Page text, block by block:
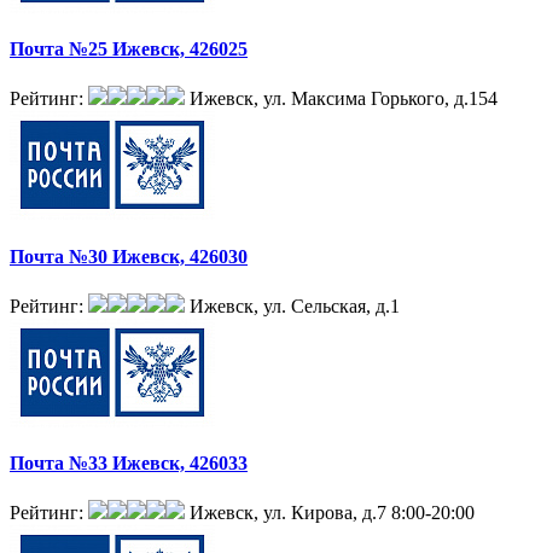
Почта №25 Ижевск, 426025
Рейтинг: Ижевск, ул. Максима Горького, д.154
Почта №30 Ижевск, 426030
Рейтинг: Ижевск, ул. Сельская, д.1
Почта №33 Ижевск, 426033
Рейтинг: Ижевск, ул. Кирова, д.7 8:00-20:00